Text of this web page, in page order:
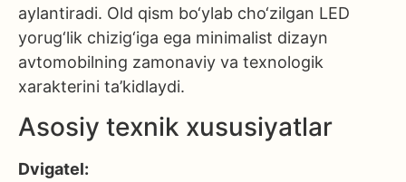
aylantiradi. Old qism bo‘ylab cho‘zilgan LED
yorug‘lik chizig‘iga ega minimalist dizayn
avtomobilning zamonaviy va texnologik
xarakterini ta’kidlaydi.
Asosiy texnik xususiyatlar
Dvigatel: